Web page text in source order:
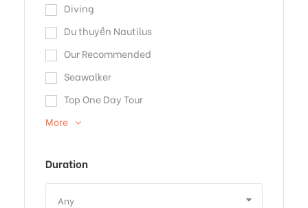
Diving
Du thuyền Nautilus
Our Recommended
Seawalker
Top One Day Tour
More
Duration